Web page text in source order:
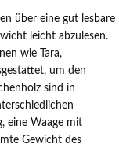
über eine gut lesbare
leicht abzulesen.
wie Tara,
um den
sind in
eine Waage mit
Gewicht des